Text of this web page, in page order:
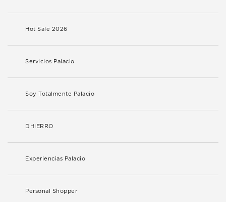
Hot Sale 2026
Servicios Palacio
Soy Totalmente Palacio
DHIERRO
Experiencias Palacio
Personal Shopper